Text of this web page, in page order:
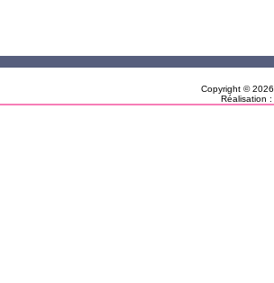
Copyright © 2026
Réalisation :